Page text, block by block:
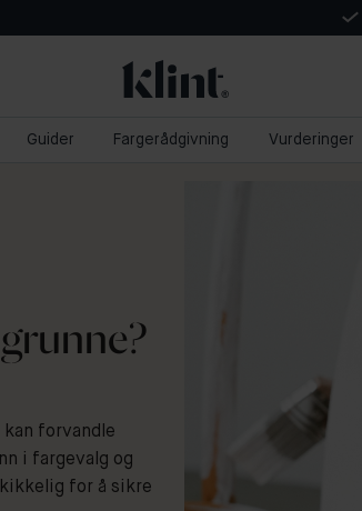
Guider Fargerådgivning Vurderinger
kan forvandle
i fargevalg og
for å sikre